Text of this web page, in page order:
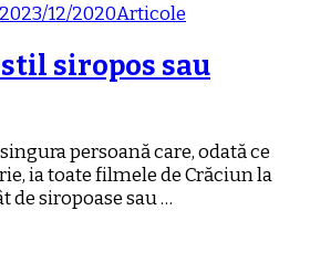
23/12/2020Articole
siropos sau
persoană care, odată ce
ia toate filmele de Crăciun la
de siropoase sau …